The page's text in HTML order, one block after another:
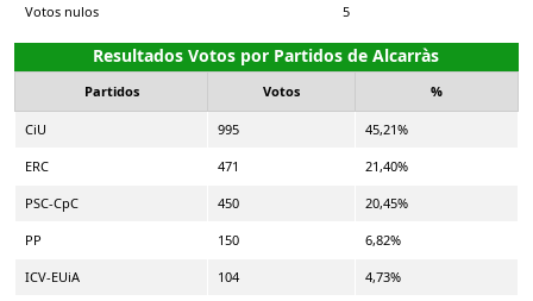
Votos nulos 5
Resultados Votos por Partidos de Alcarràs
Partidos Votos %
CiU 995 45,21%
ERC 471 21,40%
PSC-CpC 450 20,45%
PP 150 6,82%
ICV-EUiA 104 4,73%